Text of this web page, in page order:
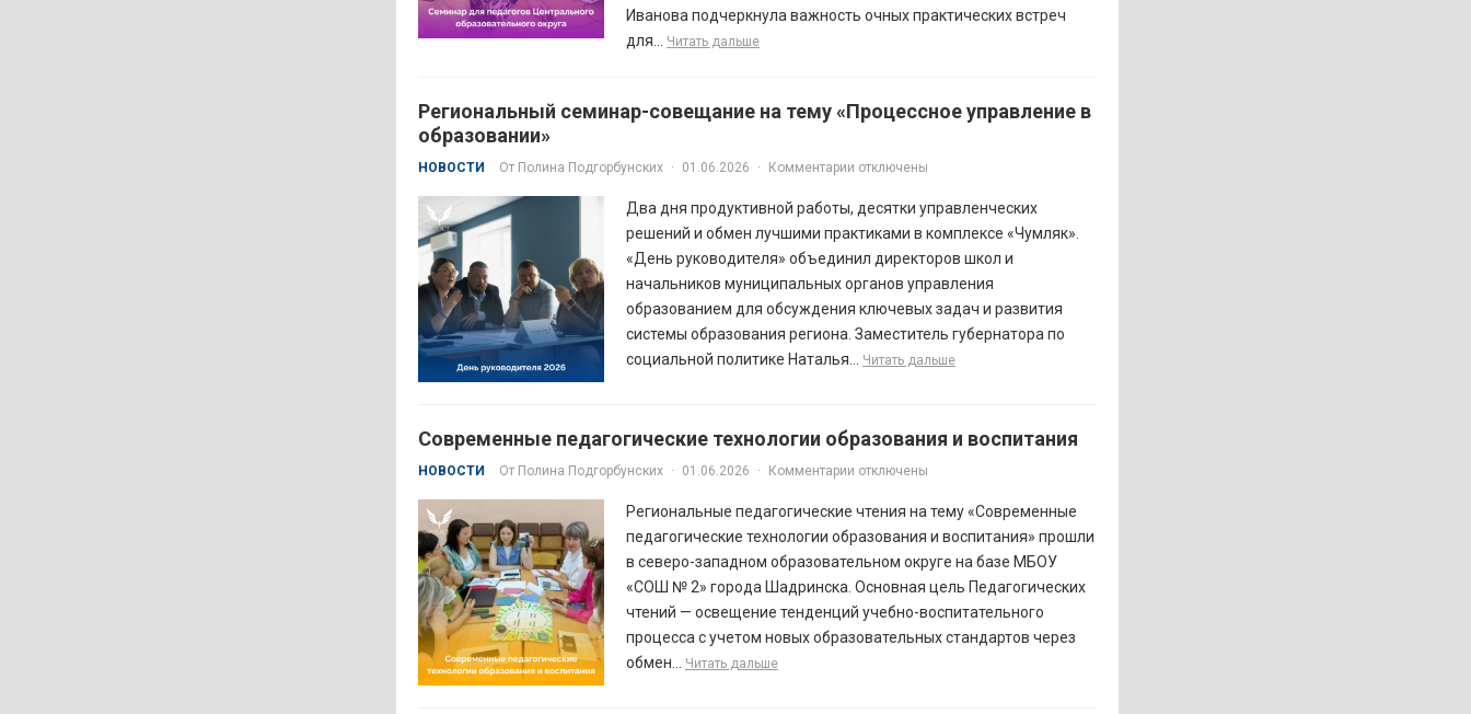
Иванова подчеркнула важность очных практических встреч
для...
Читать дальше
Региональный семинар-совещание на тему «Процессное управление в
образовании»
НОВОСТИ От Полина Подгорбунских · 01.06.2026 · Комментарии отключены
Два дня продуктивной работы, десятки управленческих
решений и обмен лучшими практиками в комплексе «Чумляк».
«День руководителя» объединил директоров школ и
начальников муниципальных органов управления
образованием для обсуждения ключевых задач и развития
системы образования региона. Заместитель губернатора по
социальной политике Наталья...
Читать дальше
Современные педагогические технологии образования и воспитания
НОВОСТИ От Полина Подгорбунских · 01.06.2026 · Комментарии отключены
Региональные педагогические чтения на тему «Современные
педагогические технологии образования и воспитания» прошли
в северо-западном образовательном округе на базе МБОУ
«СОШ № 2» города Шадринска. Основная цель Педагогических
чтений — освещение тенденций учебно-воспитательного
процесса с учетом новых образовательных стандартов через
обмен...
Читать дальше